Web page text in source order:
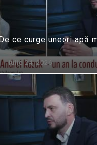
ce curge uneori apă
- iulie 24, 2026